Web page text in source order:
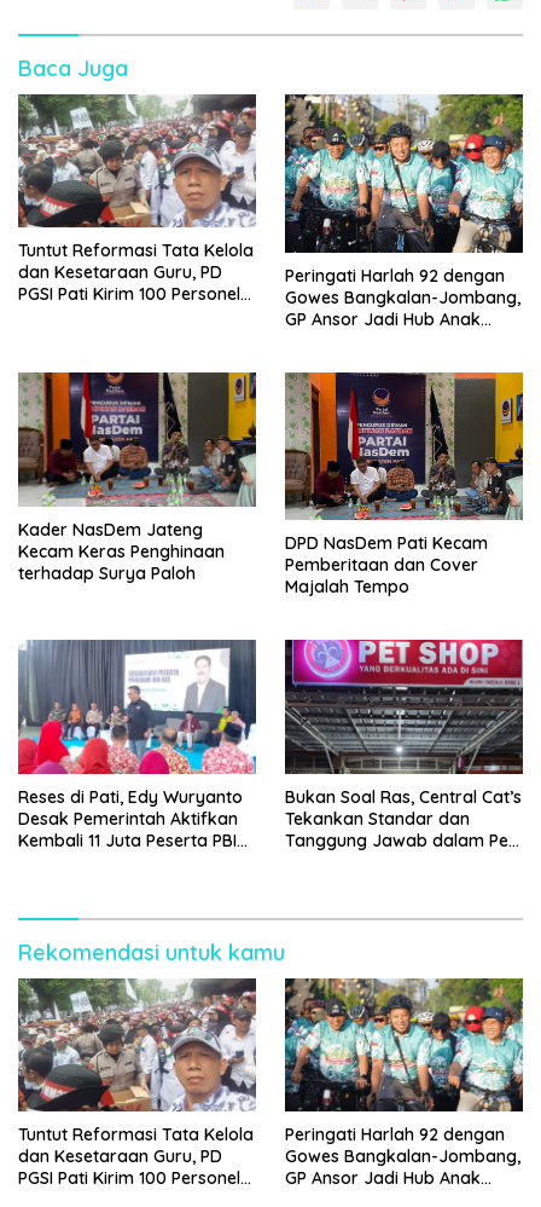
Baca Juga
Tuntut Reformasi Tata Kelola
dan Kesetaraan Guru, PD
PGSI Pati Kirim 100 Personel
Peringati Harlah 92 dengan
Gowes Bangkalan-Jombang,
GP Ansor Jadi Hub Anak
Kader NasDem Jateng
Kecam Keras Penghinaan
terhadap Surya Paloh
DPD NasDem Pati Kecam
Pemberitaan dan Cover
Majalah Tempo
Reses di Pati, Edy Wuryanto
Desak Pemerintah Aktifkan
Kembali 11 Juta Peserta PBI
Bukan Soal Ras, Central Cat’s
Tekankan Standar dan
Tanggung Jawab dalam Pet
Rekomendasi untuk kamu
Tuntut Reformasi Tata Kelola
dan Kesetaraan Guru, PD
PGSI Pati Kirim 100 Personel
Peringati Harlah 92 dengan
Gowes Bangkalan-Jombang,
GP Ansor Jadi Hub Anak